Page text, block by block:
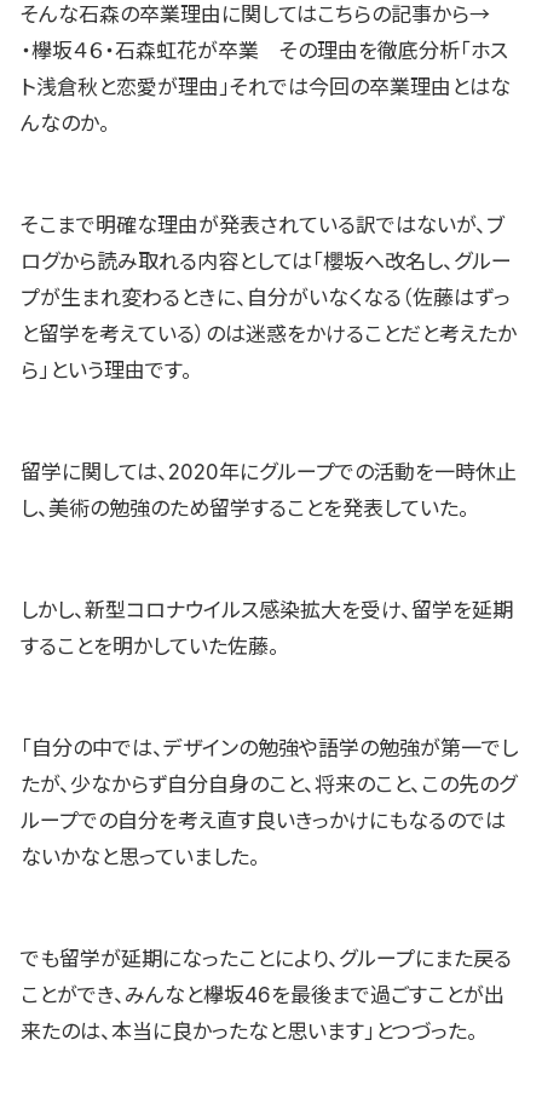
そんな石森の卒業理由に関してはこちらの記事から→
・欅坂４６・石森虹花が卒業 その理由を徹底分析「ホス
ト浅倉秋と恋愛が理由」それでは今回の卒業理由とはな
んなのか。
そこまで明確な理由が発表されている訳ではないが、ブ
ログから読み取れる内容としては「櫻坂へ改名し、グルー
プが生まれ変わるときに、自分がいなくなる（佐藤はずっ
と留学を考えている）のは迷惑をかけることだと考えたか
ら」という理由です。
留学に関しては、2020年にグループでの活動を一時休止
し、美術の勉強のため留学することを発表していた。
しかし、新型コロナウイルス感染拡大を受け、留学を延期
することを明かしていた佐藤。
「自分の中では、デザインの勉強や語学の勉強が第一でし
たが、少なからず自分自身のこと、将来のこと、この先のグ
ループでの自分を考え直す良いきっかけにもなるのでは
ないかなと思っていました。
でも留学が延期になったことにより、グループにまた戻る
ことができ、みんなと欅坂46を最後まで過ごすことが出
来たのは、本当に良かったなと思います」とつづった。